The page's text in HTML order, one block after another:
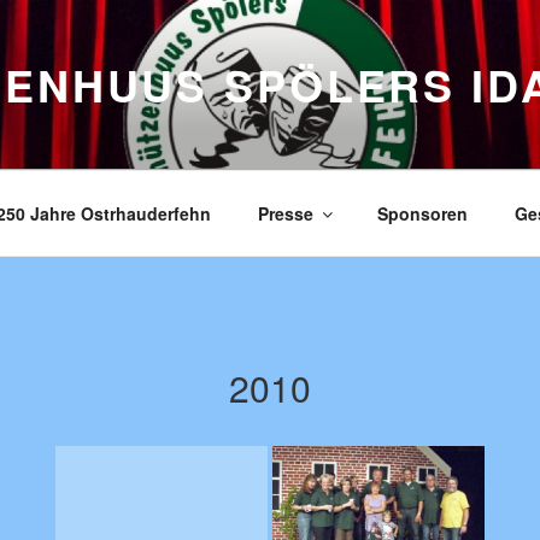
SPÖLERS
Jahre Ostrhauderfehn Presse Sponsoren
2010